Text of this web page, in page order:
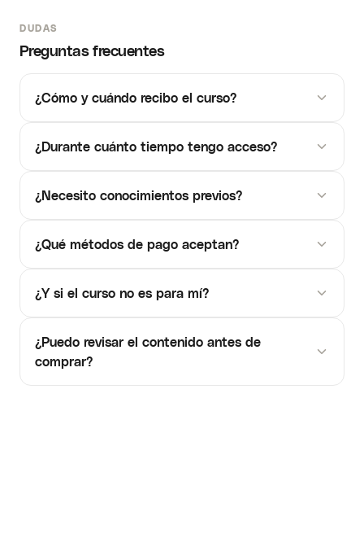
DUDAS
Preguntas frecuentes
¿Cómo y cuándo recibo el curso?
¿Durante cuánto tiempo tengo acceso?
¿Necesito conocimientos previos?
¿Qué métodos de pago aceptan?
¿Y si el curso no es para mí?
¿Puedo revisar el contenido antes de
comprar?